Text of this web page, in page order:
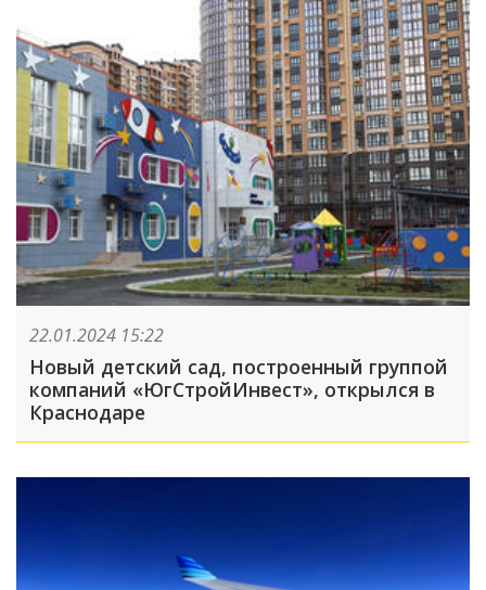
22.01.2024 15:22
Новый детский сад, построенный группой
компаний «ЮгСтройИнвест», открылся в
Краснодаре